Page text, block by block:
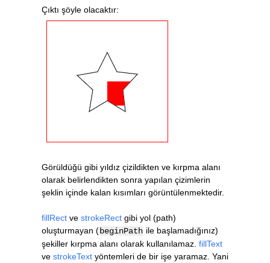
// Çizilen şekli kırpma alanı
ctx.clip();
        ctx
        ctx
// Kapsam durumunu geri
        ctx
}
Çıktı şöyle olacaktır:
Görüldüğü gibi yıldız çizildikten ve kırpma alanı
olarak belirlendikten sonra yapılan çizimlerin
şeklin içinde kalan kısımları görüntülenmektedir.
fillRect ve strokeRect gibi yol (path)
oluşturmayan (beginPath ile başlamadığınız)
şekiller kırpma alanı olarak kullanılamaz. fillText
ve strokeText yöntemleri de bir işe yaramaz. Yani